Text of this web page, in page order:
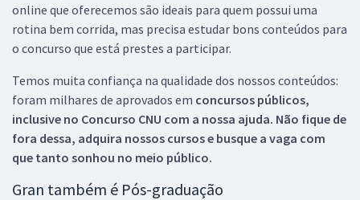
online que oferecemos são ideais para quem possui uma
rotina bem corrida, mas precisa estudar bons conteúdos para
o concurso que está prestes a participar.
Temos muita confiança na qualidade dos nossos conteúdos:
foram milhares de aprovados em concursos públicos,
inclusive no Concurso CNU com a nossa ajuda. Não fique de
fora dessa, adquira nossos cursos e busque a vaga com
que tanto sonhou no meio público.
Gran também é Pós-graduação